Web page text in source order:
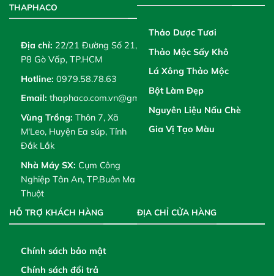
THAPHACO
Địa chỉ: 22/21 Đường Số 21,
P8 Gò Vấp, TP.HCM
Hotline: 0979.58.78.63
Email: thaphaco.com.vn@gmail.com
Vùng Trồng: Thôn 7, Xã
M'Leo, Huyện Ea súp, Tỉnh
Đắk Lắk
Nhà Máy SX: Cụm Công
Nghiệp Tân An, TP.Buôn Ma
Thuột
Thảo Dược Tươi
Thảo Mộc Sấy Khô
Lá Xông Thảo Mộc
Bột Làm Đẹp
Nguyên Liệu Nấu Chè
Gia Vị Tạo Màu
HỖ TRỢ KHÁCH HÀNG
Chính sách bảo mật
Chính sách đổi trả
ĐỊA CHỈ CỬA HÀNG